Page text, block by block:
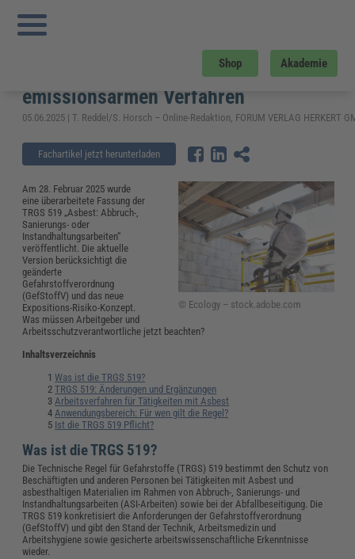
Shop Akademie
Sie sind hier:
Änderungen zu Arbeiten mit Asbest und emissionsarmen Verfahren
Neue TRGS 519: Änderungen zu
Arbeiten mit Asbest und
emissionsarmen Verfahren
05.06.2025 | T. Reddel/S. Horsch – Online-Redaktion, FORUM VERLAG HERKERT
Fachartikel jetzt herunterladen
© Ecology – stock.adobe.com
Am 28. Februar 2025 wurde
eine überarbeitete Fassung der
TRGS 519 „Asbest: Abbruch-,
Sanierungs- oder
Instandhaltungsarbeiten“
veröffentlicht. Die aktuelle
Version berücksichtigt die
geänderte
Gefahrstoffverordnung
(GefStoffV) und das neue
Expositions-Risiko-Konzept.
Was müssen Arbeitgeber und
Arbeitsschutzverantwortliche jetzt beachten?
Inhaltsverzeichnis
Was ist die TRGS 519?
TRGS 519: Änderungen und Ergänzungen
Arbeitsverfahren für Tätigkeiten mit Asbest
Anwendungsbereich: Für wen gilt die Regel?
Ist die TRGS 519 Pflicht?
Was ist die TRGS 519?
Die Technische Regel für Gefahrstoffe (TRGS) 519 bestimmt den Schutz von
Beschäftigten und anderen Personen bei Tätigkeiten mit Asbest und
asbesthaltigen Materialien im Rahmen von Abbruch-, Sanierungs- und
Instandhaltungsarbeiten (ASI-Arbeiten) sowie bei der Abfallbeseitigung. Die
TRGS 519 konkretisiert die Anforderungen der Gefahrstoffverordnung
(GefStoffV) und gibt den Stand der Technik, Arbeitsmedizin und
Arbeitshygiene sowie gesicherte arbeitswissenschaftliche Erkenntnisse
wieder.